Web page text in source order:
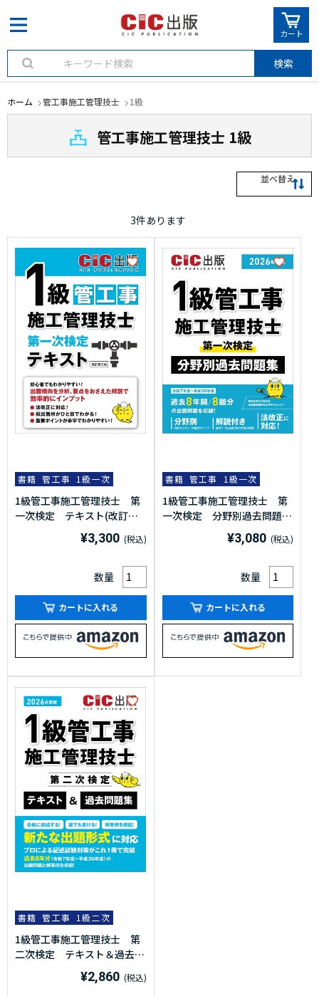
カート
検索
ホーム 管工事施工管理技士 1級
管工事施工管理技士 1級
並べ替え
3件あります
書籍 管工事 1級一次
1級管工事施工管理技士 第
一次検定 テキスト(改訂第
¥3,300
数量
カートに入れる
書籍 管工事 1級一次
1級管工事施工管理技士 第
一次検定 分野別過去問題
集 2026年度版(令和8年度
¥3,080
数量
カートに入れる
書籍 管工事 1級二次
1級管工事施工管理技士 第
二次検定 テキスト＆過去問
題集 2026年度版(令和8年
¥2,860